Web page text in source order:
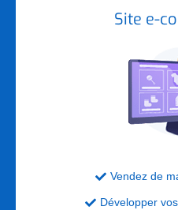
Site e-
 Vendez de
 Développer